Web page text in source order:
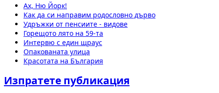
Ах, Ню Йорк!
Как да си направим родословно дърво
Удръжки от пенсиите - видове
Горещото лято на 59-та
Интервю с един щраус
Опакованата улица
Красотата на България
Изпратете публикация